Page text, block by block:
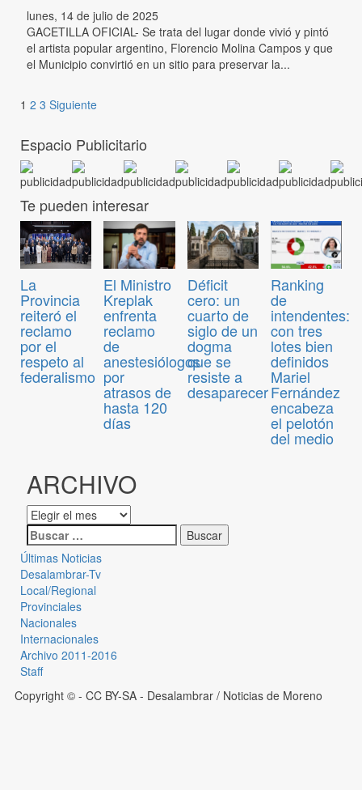
lunes, 14 de julio de 2025
GACETILLA OFICIAL- Se trata del lugar donde vivió y pintó
el artista popular argentino, Florencio Molina Campos y que
el Municipio convirtió en un sitio para preservar la...
1 2 3 Siguiente
Espacio Publicitario
Te pueden interesar
La
Provincia
reiteró el
reclamo
por el
respeto al
federalismo
El Ministro
Kreplak
enfrenta
reclamo
de
anestesiólogos
por
atrasos de
hasta 120
días
Déficit
cero: un
cuarto de
siglo de un
dogma
que se
resiste a
desaparecer
Ranking
de
intendentes:
con tres
lotes bien
definidos
Mariel
Fernández
encabeza
el pelotón
del medio
ARCHIVO
Últimas Noticias
Desalambrar-Tv
Local/Regional
Provinciales
Nacionales
Internacionales
Archivo 2011-2016
Staff
Copyright © - CC BY-SA - Desalambrar / Noticias de Moreno